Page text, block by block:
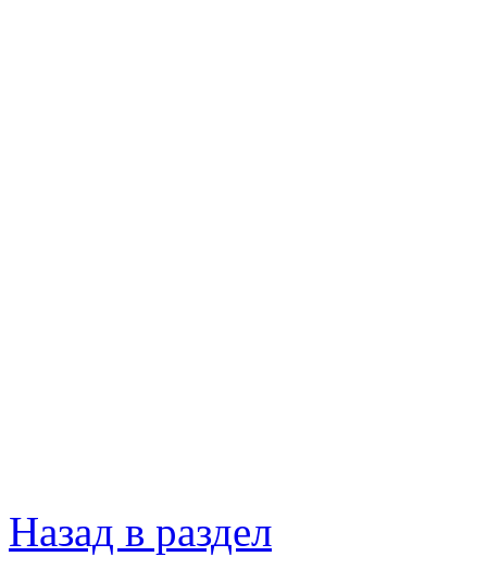
Назад в раздел